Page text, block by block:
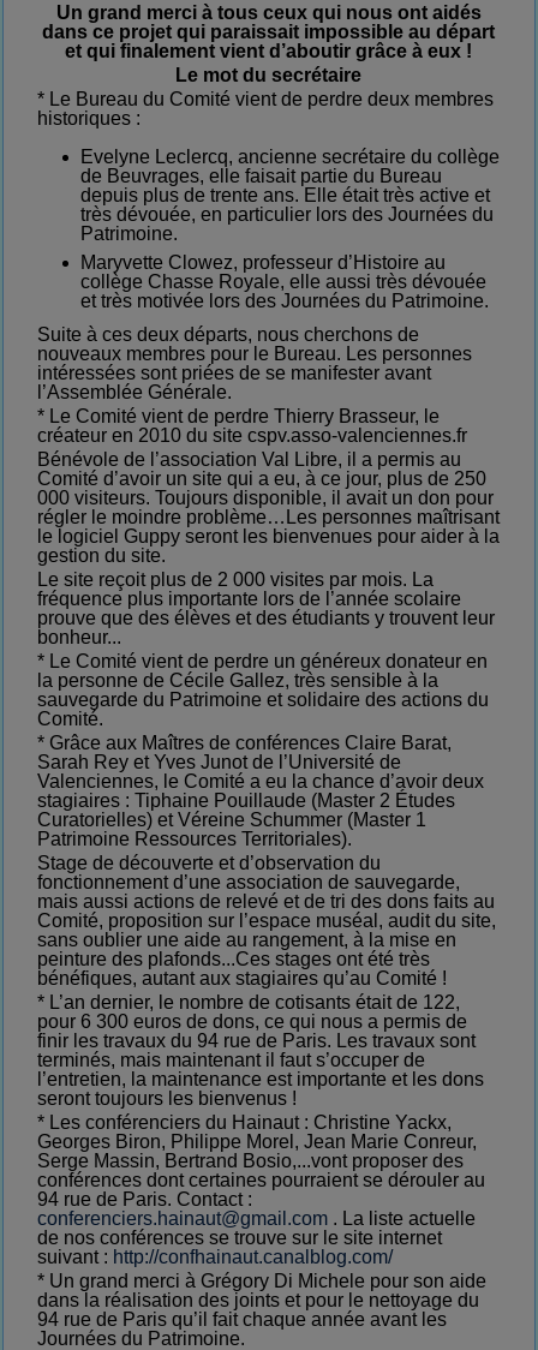
Un grand merci à tous ceux qui nous ont aidés
dans ce projet qui paraissait impossible au départ
et qui finalement vient d’aboutir grâce à eux !
Le mot du secrétaire
* Le Bureau du Comité vient de perdre deux membres
historiques :
Evelyne Leclercq, ancienne secrétaire du collège
de Beuvrages, elle faisait partie du Bureau
depuis plus de trente ans. Elle était très active et
très dévouée, en particulier lors des Journées du
Patrimoine.
Maryvette Clowez, professeur d’Histoire au
collège Chasse Royale, elle aussi très dévouée
et très motivée lors des Journées du Patrimoine.
Suite à ces deux départs, nous cherchons de
nouveaux membres pour le Bureau. Les personnes
intéressées sont priées de se manifester avant
l’Assemblée Générale.
* Le Comité vient de perdre Thierry Brasseur, le
créateur en 2010 du site cspv.asso-valenciennes.fr
Bénévole de l’association Val Libre, il a permis au
Comité d’avoir un site qui a eu, à ce jour, plus de 250
000 visiteurs. Toujours disponible, il avait un don pour
régler le moindre problème…Les personnes maîtrisant
le logiciel Guppy seront les bienvenues pour aider à la
gestion du site.
Le site reçoit plus de 2 000 visites par mois. La
fréquence plus importante lors de l’année scolaire
prouve que des élèves et des étudiants y trouvent leur
bonheur...
* Le Comité vient de perdre un généreux donateur en
la personne de Cécile Gallez, très sensible à la
sauvegarde du Patrimoine et solidaire des actions du
Comité.
* Grâce aux Maîtres de conférences Claire Barat,
Sarah Rey et Yves Junot de l’Université de
Valenciennes, le Comité a eu la chance d’avoir deux
stagiaires : Tiphaine Pouillaude (Master 2 Études
Curatorielles) et Véreine Schummer (Master 1
Patrimoine Ressources Territoriales).
Stage de découverte et d’observation du
fonctionnement d’une association de sauvegarde,
mais aussi actions de relevé et de tri des dons faits au
Comité, proposition sur l’espace muséal, audit du site,
sans oublier une aide au rangement, à la mise en
peinture des plafonds...Ces stages ont été très
bénéfiques, autant aux stagiaires qu’au Comité !
* L’an dernier, le nombre de cotisants était de 122,
pour 6 300 euros de dons, ce qui nous a permis de
finir les travaux du 94 rue de Paris. Les travaux sont
terminés, mais maintenant il faut s’occuper de
l’entretien, la maintenance est importante et les dons
seront toujours les bienvenus !
* Les conférenciers du Hainaut : Christine Yackx,
Georges Biron, Philippe Morel, Jean Marie Conreur,
Serge Massin, Bertrand Bosio,...vont proposer des
conférences dont certaines pourraient se dérouler au
94 rue de Paris. Contact :
conferenciers.hainaut@gmail.com . La liste actuelle
de nos conférences se trouve sur le site internet
suivant : http://confhainaut.canalblog.com/
* Un grand merci à Grégory Di Michele pour son aide
dans la réalisation des joints et pour le nettoyage du
94 rue de Paris qu’il fait chaque année avant les
Journées du Patrimoine.